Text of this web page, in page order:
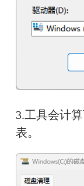
3.工具会计
表。